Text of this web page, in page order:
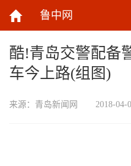
鲁中网
酷!青岛交警配备
车今上路(组图)
来源： 青岛新闻网 2018-04-